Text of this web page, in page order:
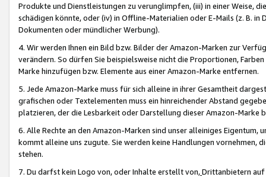
Produkte und Dienstleistungen zu verunglimpfen, (iii) in einer Weise,
schädigen könnte, oder (iv) in Offline-Materialien oder E-Mails (z. B. in
Dokumenten oder mündlicher Werbung).
4. Wir werden Ihnen ein Bild bzw. Bilder der Amazon-Marken zur
verändern. So dürfen Sie beispielsweise nicht die Proportionen,
Marke hinzufügen bzw. Elemente aus einer Amazon-Marke entfernen.
5. Jede Amazon-Marke muss für sich alleine in ihrer Gesamtheit
grafischen oder Textelementen muss ein hinreichender Abstand
platzieren, der die Lesbarkeit oder Darstellung dieser Amazon-Marke
6. Alle Rechte an den Amazon-Marken sind unser alleiniges
kommt alleine uns zugute. Sie werden keine Handlungen vornehmen,
stehen.
7. Du darfst kein Logo von, oder Inhalte erstellt von,Drittanbietern auf